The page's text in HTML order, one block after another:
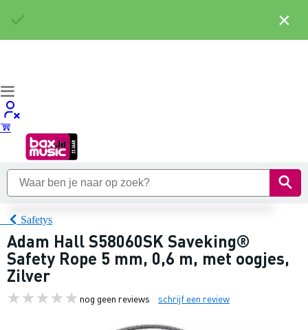
Safetys
Adam Hall S58060SK Saveking®
Safety Rope 5 mm, 0,6 m, met oogjes,
Zilver
nog geen reviews schrijf een review
×